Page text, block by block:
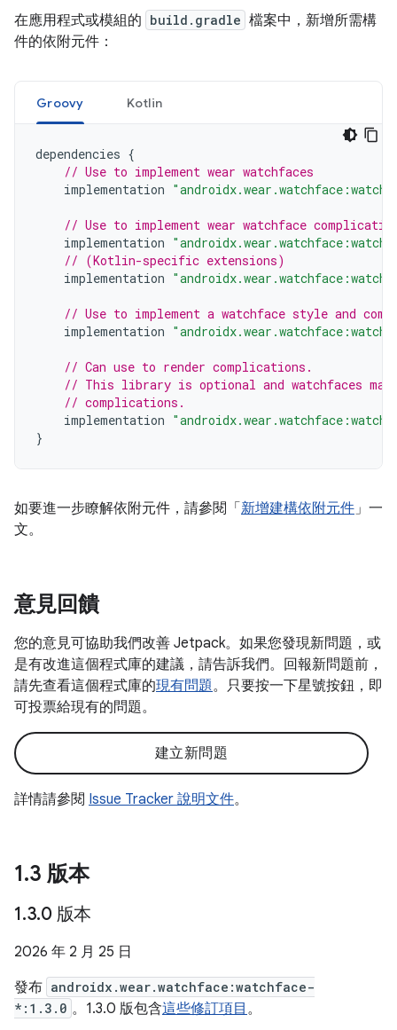
在應用程式或模組的 build.gradle 檔案中，新增所需構
件的依附元件：
Groovy Kotlin
dependencies {
// Use to implement wear watchfaces
implementation
// Use to implement wear watchface
implementation
// (Kotlin-specific extensions)
implementation
// Use to implement a watchface style and
implementation
// Can use to render complications.
// This library is optional and watchfaces may
// complications.
implementation
}
如要進一步瞭解依附元件，請參閱「 新增建構依附元件」一
文。
意見回饋
您的意見可協助我們改善 Jetpack。如果您發現新問題，或
是有改進這個程式庫的建議，請告訴我們。回報新問題前，
請先查看這個程式庫的現有問題。只要按一下星號按鈕，即
可投票給現有的問題。
建立新問題
詳情請參閱 Issue Tracker 說明文件。
1.3 版本
1.3.0 版本
2026 年 2 月 25 日
發布 androidx.wear.watchface:watchface-
*:1.3.0 。1.3.0 版包含這些修訂項目 。